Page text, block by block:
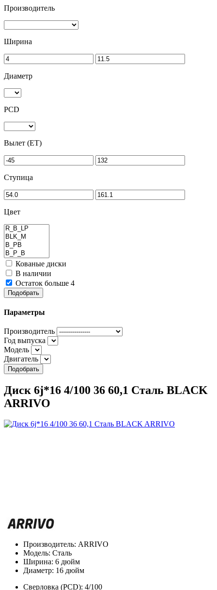
Производитель
Ширина
Диаметр
PCD
Вылет (ET)
Ступица
Цвет
Кованые диски
В наличии
Остаток больше 4
Подобрать
Параметры
Производитель
Год выпуска
Модель
Двигатель
Подобрать
Диск 6j*16 4/100 36 60,1 Сталь BLACK
ARRIVO
Производитель: ARRIVO
Модель: Сталь
Ширина: 6 дюйм
Диаметр: 16 дюйм
Сверловка (PCD): 4/100